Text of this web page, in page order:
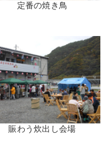
定番の焼き鳥
賑わう炊出し会場